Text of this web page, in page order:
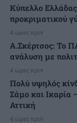
Κύπελλο
προκριματικού
4 ώρες πριν
Α.Σκέρτσος: Το
ανάλυση με
4 ώρες πριν
Πολύ υψηλός
Σάμο και Ικαρία
Αττική
4 ώρες πριν